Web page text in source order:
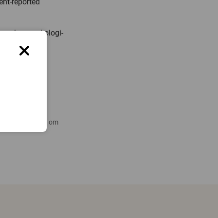
barn-onkologi-
forskning om